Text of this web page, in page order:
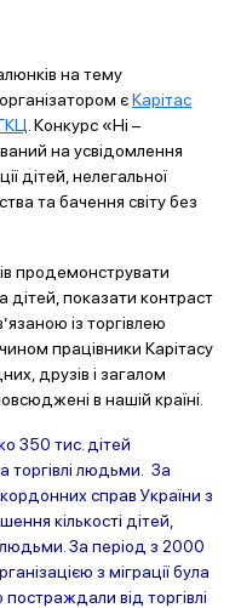
на тему
єКарітас
. Конкурс «Ні –
на усвідомлення
дітей, нелегальної
та бачення світу без
продемонструвати
дітей, показати контраст
із торгівлею
працівники Карітасу
друзів і загалом
в нашій країні.
350 тис. дітей
торгівлі людьми. За
справ України з
кількості дітей,
людьми. За період з 2000
з міграції була
від торгівлі